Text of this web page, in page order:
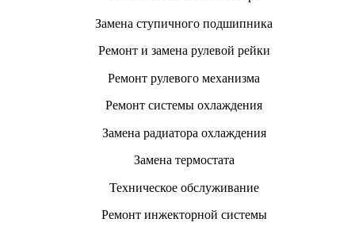
Замена ступичного подшипника
Ремонт и замена рулевой рейки
Ремонт рулевого механизма
Ремонт системы охлаждения
Замена радиатора охлаждения
Замена термостата
Техническое обслуживание
Ремонт инжекторной системы